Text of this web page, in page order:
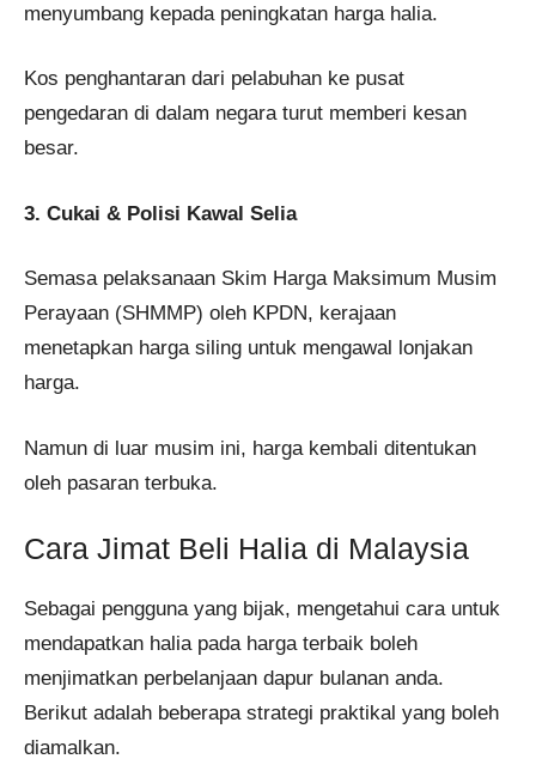
menyumbang kepada peningkatan harga halia.
Kos penghantaran dari pelabuhan ke pusat
pengedaran di dalam negara turut memberi kesan
besar.
3. Cukai & Polisi Kawal Selia
Semasa pelaksanaan Skim Harga Maksimum Musim
Perayaan (SHMMP) oleh KPDN, kerajaan
menetapkan harga siling untuk mengawal lonjakan
harga.
Namun di luar musim ini, harga kembali ditentukan
oleh pasaran terbuka.
Cara Jimat Beli Halia di Malaysia
Sebagai pengguna yang bijak, mengetahui cara untuk
mendapatkan halia pada harga terbaik boleh
menjimatkan perbelanjaan dapur bulanan anda.
Berikut adalah beberapa strategi praktikal yang boleh
diamalkan.